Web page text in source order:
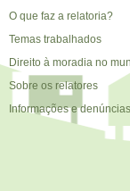
O que faz a relatoria?
Temas trabalhados
Direito à moradia no
Sobre os relatores
Informações e